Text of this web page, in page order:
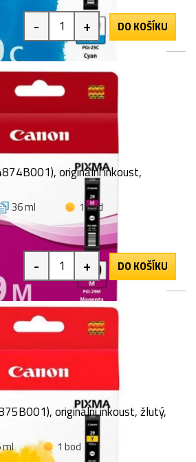
- + DO KOŠÍKU
originální inkoust,
36 ml
1 bod
- + DO KOŠÍKU
originální inkoust, žlutý,
ml
1 bod